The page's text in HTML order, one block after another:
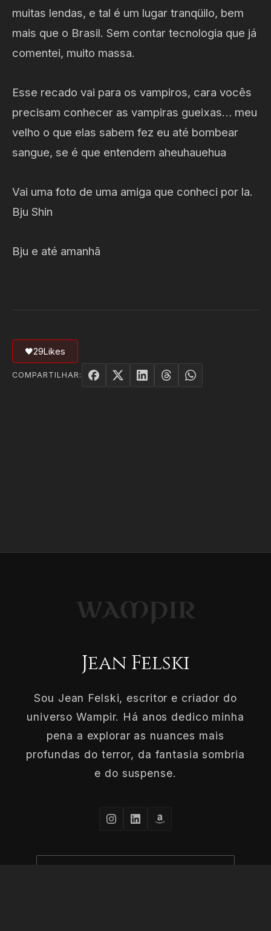
muitas lendas, e tal é um lugar tranqüilo, bem
mais que o Brasil. Sem contar tecnologia que já
comentei, muito massa.
Esse recado vai para os vampiros, cara vocês
precisam conhecer as vampiras gueixas… meu
velho o que elas sabem fez eu até bombear
sangue, se é que entendem aheuhauehua
Vai uma foto de uma amiga que conheci por la.
Bju Shin
Bju e até amanhã
🖤29Likes
COMPARTILHAR:
Jean Felski
Sou Jean Felski, escritor e criador do
universo Wampir. Há anos dedico minha
pena a explorar as nuances mais
profundas do terror, da fantasia sombria
e do suspense.